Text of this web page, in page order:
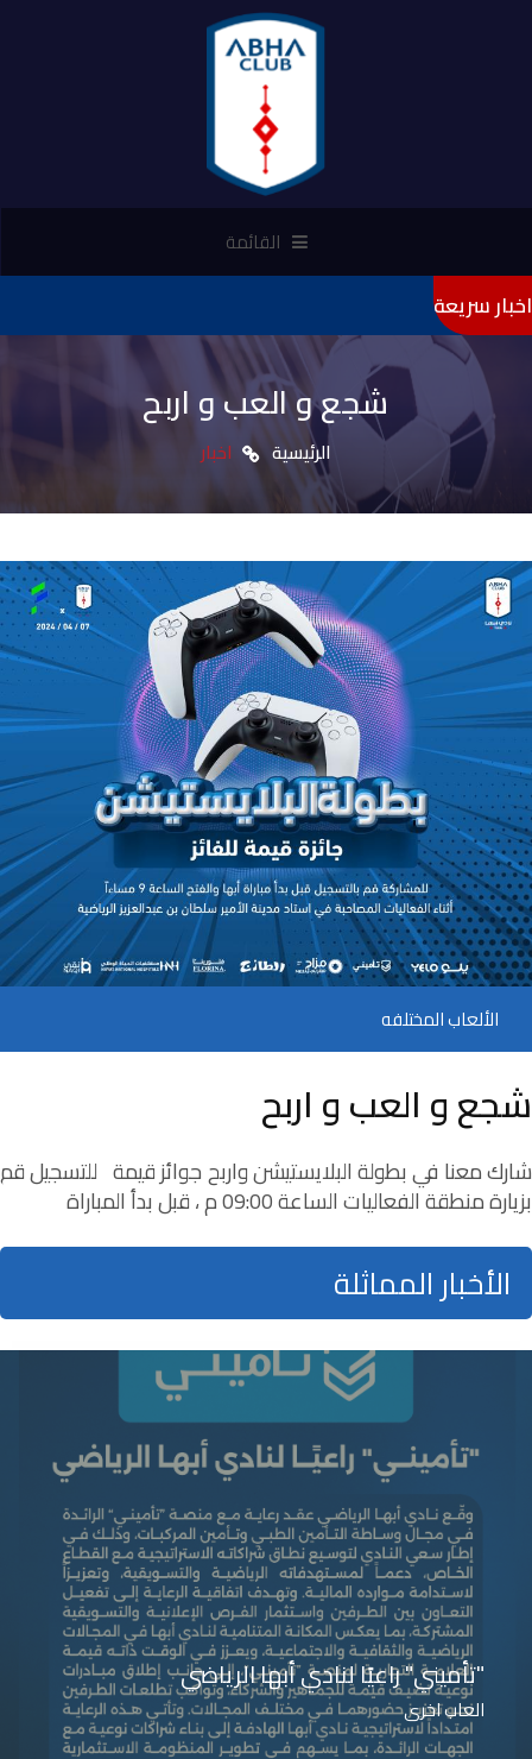
القائمة
اخبار سريعة
شجع و العب و اربح
الرئيسية اخبار
الألعاب المختلفه
شجع و العب و اربح
شارك معنا في بطولة البلايستيشن واربح جوائز قيمة للتسجيل قم
بزيارة منطقة الفعاليات الساعة 09:00 م ، قبل بدأ المباراة
الأخبار المماثلة
"تأميني" راعيًا لنادي أبها الرياضي
العاب اخرى